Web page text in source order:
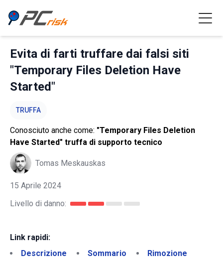
Evita di farti truffare dai falsi siti
"Temporary Files Deletion Have
Started"
TRUFFA
Conosciuto anche come: "Temporary Files Deletion
Have Started" truffa di supporto tecnico
Tomas Meskauskas
15 Aprile 2024
Livello di danno:
Link rapidi:
Descrizione
Sommario
Rimozione